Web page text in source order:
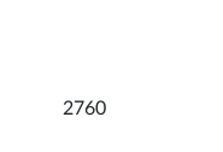
2760